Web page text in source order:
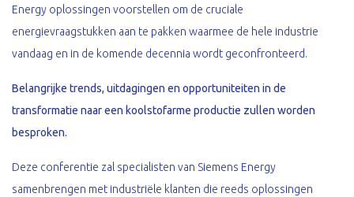
Energy oplossingen voorstellen om de cruciale
energievraagstukken aan te pakken waarmee de hele industrie
vandaag en in de komende decennia wordt geconfronteerd.
Belangrijke trends, uitdagingen en opportuniteiten in de
transformatie naar een koolstofarme productie zullen worden
besproken.
Deze conferentie zal specialisten van Siemens Energy
samenbrengen met industriële klanten die reeds oplossingen